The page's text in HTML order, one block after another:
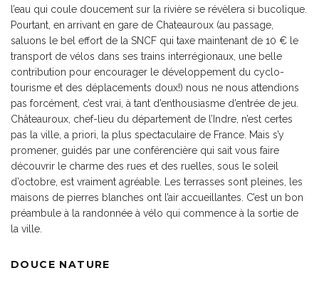
l’eau qui coule doucement sur la rivière se révèlera si bucolique.
Pourtant, en arrivant en gare de Chateauroux (au passage,
saluons le bel effort de la SNCF qui taxe maintenant de 10 € le
transport de vélos dans ses trains interrégionaux, une belle
contribution pour encourager le développement du cyclo-
tourisme et des déplacements doux!) nous ne nous attendions
pas forcément, c’est vrai, à tant d’enthousiasme d’entrée de jeu.
Châteauroux, chef-lieu du département de l’Indre, n’est certes
pas la ville, a priori, la plus spectaculaire de France. Mais s’y
promener, guidés par une conférencière qui sait vous faire
découvrir le charme des rues et des ruelles, sous le soleil
d’octobre, est vraiment agréable. Les terrasses sont pleines, les
maisons de pierres blanches ont l’air accueillantes. C’est un bon
préambule à la randonnée à vélo qui commence à la sortie de
la ville.
DOUCE NATURE